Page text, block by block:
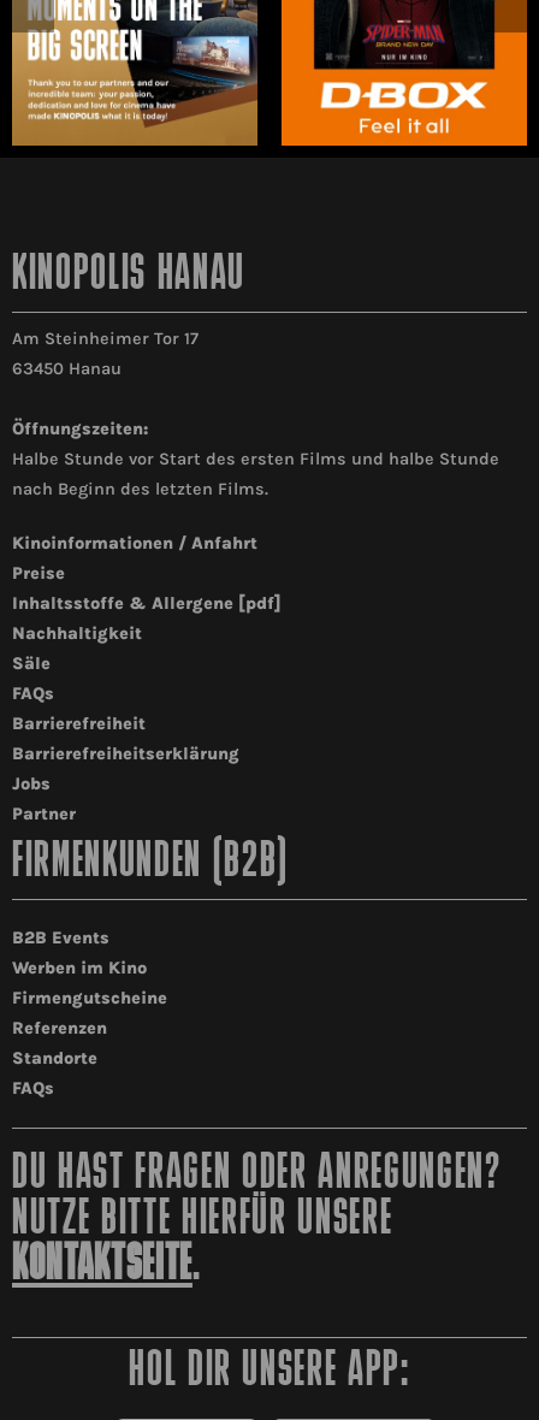
KINOPOLIS HANAU
Am Steinheimer Tor 17
63450 Hanau
Öffnungszeiten:
Halbe Stunde vor Start des ersten Films und halbe Stunde
nach Beginn des letzten Films.
Kinoinformationen / Anfahrt
Preise
Inhaltsstoffe & Allergene [pdf]
Nachhaltigkeit
Säle
FAQs
Barrierefreiheit
Barrierefreiheitserklärung
Jobs
Partner
FIRMENKUNDEN (B2B)
B2B Events
Werben im Kino
Firmengutscheine
Referenzen
Standorte
FAQs
DU HAST FRAGEN ODER ANREGUNGEN?
NUTZE BITTE HIERFÜR UNSERE
KONTAKTSEITE.
HOL DIR UNSERE APP: